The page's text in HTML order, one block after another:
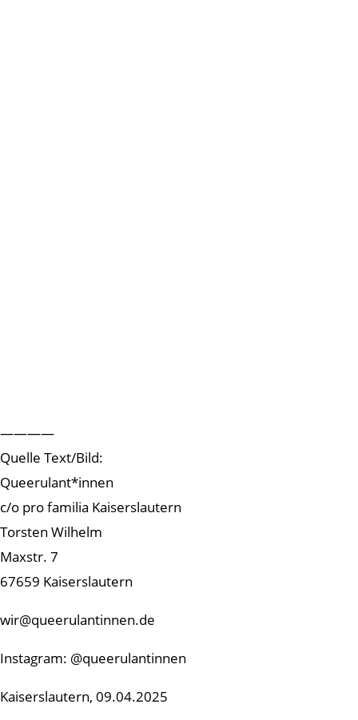
————
Quelle Text/Bild:
Queerulant*innen
c/o pro familia Kaiserslautern
Torsten Wilhelm
Maxstr. 7
67659 Kaiserslautern
wir@queerulantinnen.de
Instagram: @queerulantinnen
Kaiserslautern, 09.04.2025